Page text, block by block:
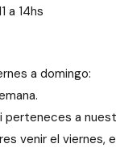
a 14hs
a domingo:
a
venir el